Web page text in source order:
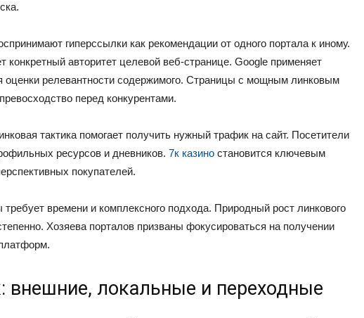
гиперссылки как рекомендации от одного портала к иному.
конкретный авторитет целевой веб-странице. Google применяет
релевантности содержимого. Страницы с мощным линковым
перед конкурентами.
тактика помогает получить нужный трафик на сайт. Посетители
ресурсов и дневников. 7к казино становится ключевым
покупателей.
времени и комплексного подхода. Природный рост линкового
Хозяева порталов призваны фокусироваться на получении
внешние, локальные и переходные